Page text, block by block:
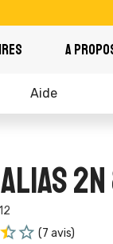
A
Aide
(7 avis)